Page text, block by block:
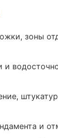
зоны
и
и